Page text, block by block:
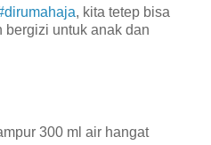
, kita tetep bisa
bergizi untuk anak dan
300 ml air hangat